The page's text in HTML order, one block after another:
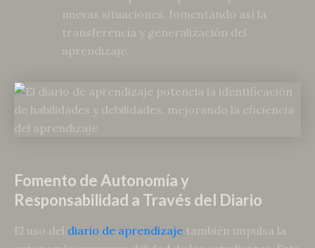
nuevas situaciones, fomentando así la
transferencia y generalización del
aprendizaje.
Fomento de Autonomía y
Responsabilidad a Través del Diario
El uso del diario de aprendizaje también impulsa la